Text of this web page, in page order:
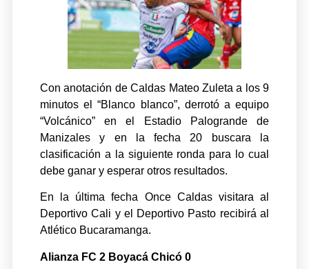
Con anotación de Caldas Mateo Zuleta a los 9
minutos el “Blanco blanco”, derrotó a equipo
“Volcánico” en el Estadio Palogrande de
Manizales y en la fecha 20 buscara la
clasificación a la siguiente ronda para lo cual
debe ganar y esperar otros resultados.
En la última fecha Once Caldas visitara al
Deportivo Cali y el Deportivo Pasto recibirá al
Atlético Bucaramanga.
Alianza FC 2 Boyacá Chicó 0